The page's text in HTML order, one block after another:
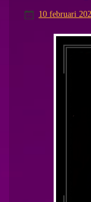
10 februari